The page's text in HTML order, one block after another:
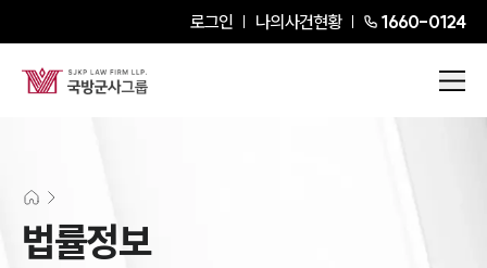
로그인 나의사건현황 1660-0124
법률정보